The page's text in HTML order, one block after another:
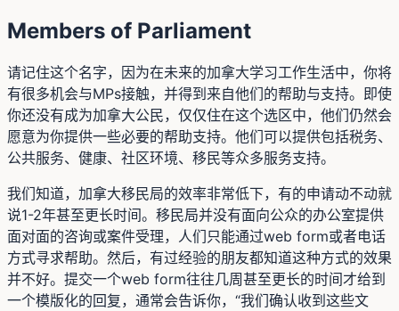
Members of Parliament
请记住这个名字，因为在未来的加拿大学习工作生活中，你将
有很多机会与MPs接触，并得到来自他们的帮助与支持。即使
你还没有成为加拿大公民，仅仅住在这个选区中，他们仍然会
愿意为你提供一些必要的帮助支持。他们可以提供包括税务、
公共服务、健康、社区环境、移民等众多服务支持。
我们知道，加拿大移民局的效率非常低下，有的申请动不动就
说1-2年甚至更长时间。移民局并没有面向公众的办公室提供
面对面的咨询或案件受理，人们只能通过web form或者电话
方式寻求帮助。然后，有过经验的朋友都知道这种方式的效果
并不好。提交一个web form往往几周甚至更长的时间才给到
一个模版化的回复，通常会告诉你，“我们确认收到这些文